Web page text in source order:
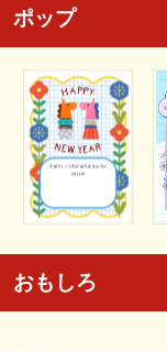
ポップ
おもしろ